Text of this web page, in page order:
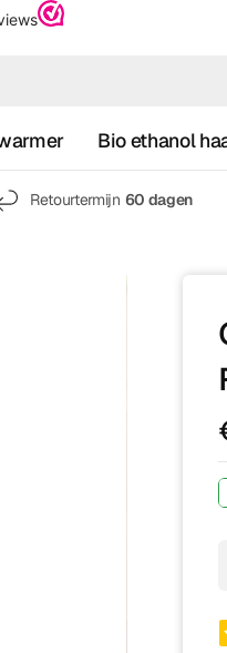
Bio ethanol
Retourtermijn 60 dagen